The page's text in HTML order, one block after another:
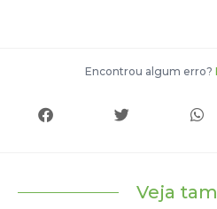
Encontrou algum erro?
Veja